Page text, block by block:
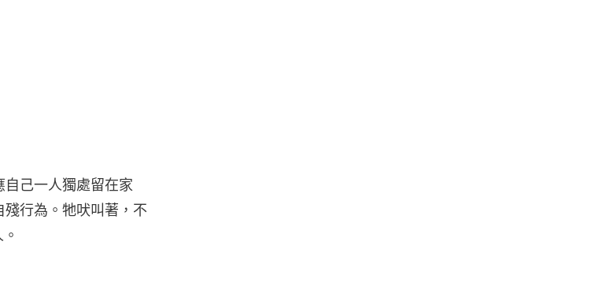
己一人獨處留在家
行為。牠吠叫著，不